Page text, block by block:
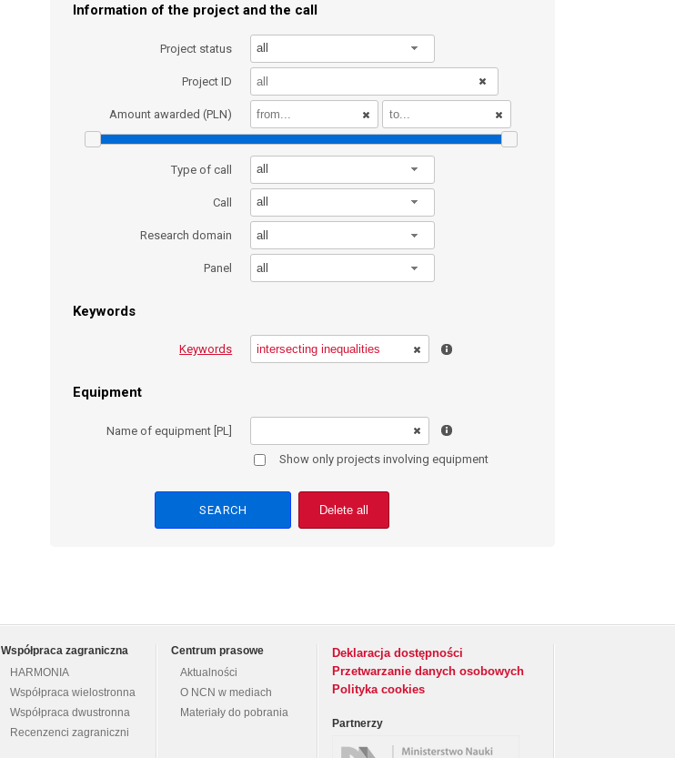
Information of the project and the call
Project status all
Project ID
Amount awarded (PLN)
Type of call all
Call all
Research domain all
Panel all
Keywords
Keywords
Equipment
Name of equipment [PL]
Show only projects involving equipment
Delete all
Współpraca zagraniczna
HARMONIA
Współpraca wielostronna
Współpraca dwustronna
Recenzenci zagraniczni
Centrum prasowe
Aktualności
O NCN w mediach
Materiały do pobrania
Deklaracja dostępności
Przetwarzanie danych osobowych
Polityka cookies
Partnerzy